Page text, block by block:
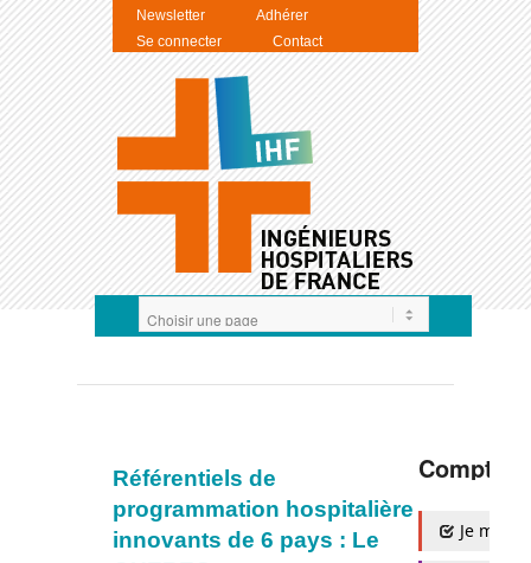
Newsletter
Adhérer
Se connecter
Contact
Référentiels de
programmation hospitalière
innovants de 6 pays : Le
Compte
Je